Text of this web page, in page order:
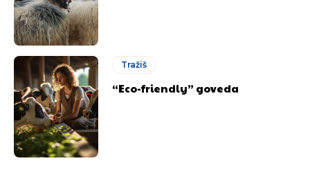
Tražiš
“Eco-friendly” goveda